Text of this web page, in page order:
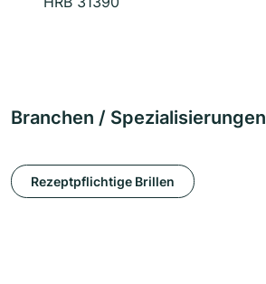
Branchen / Spezialisierungen
Rezeptpflichtige Brillen